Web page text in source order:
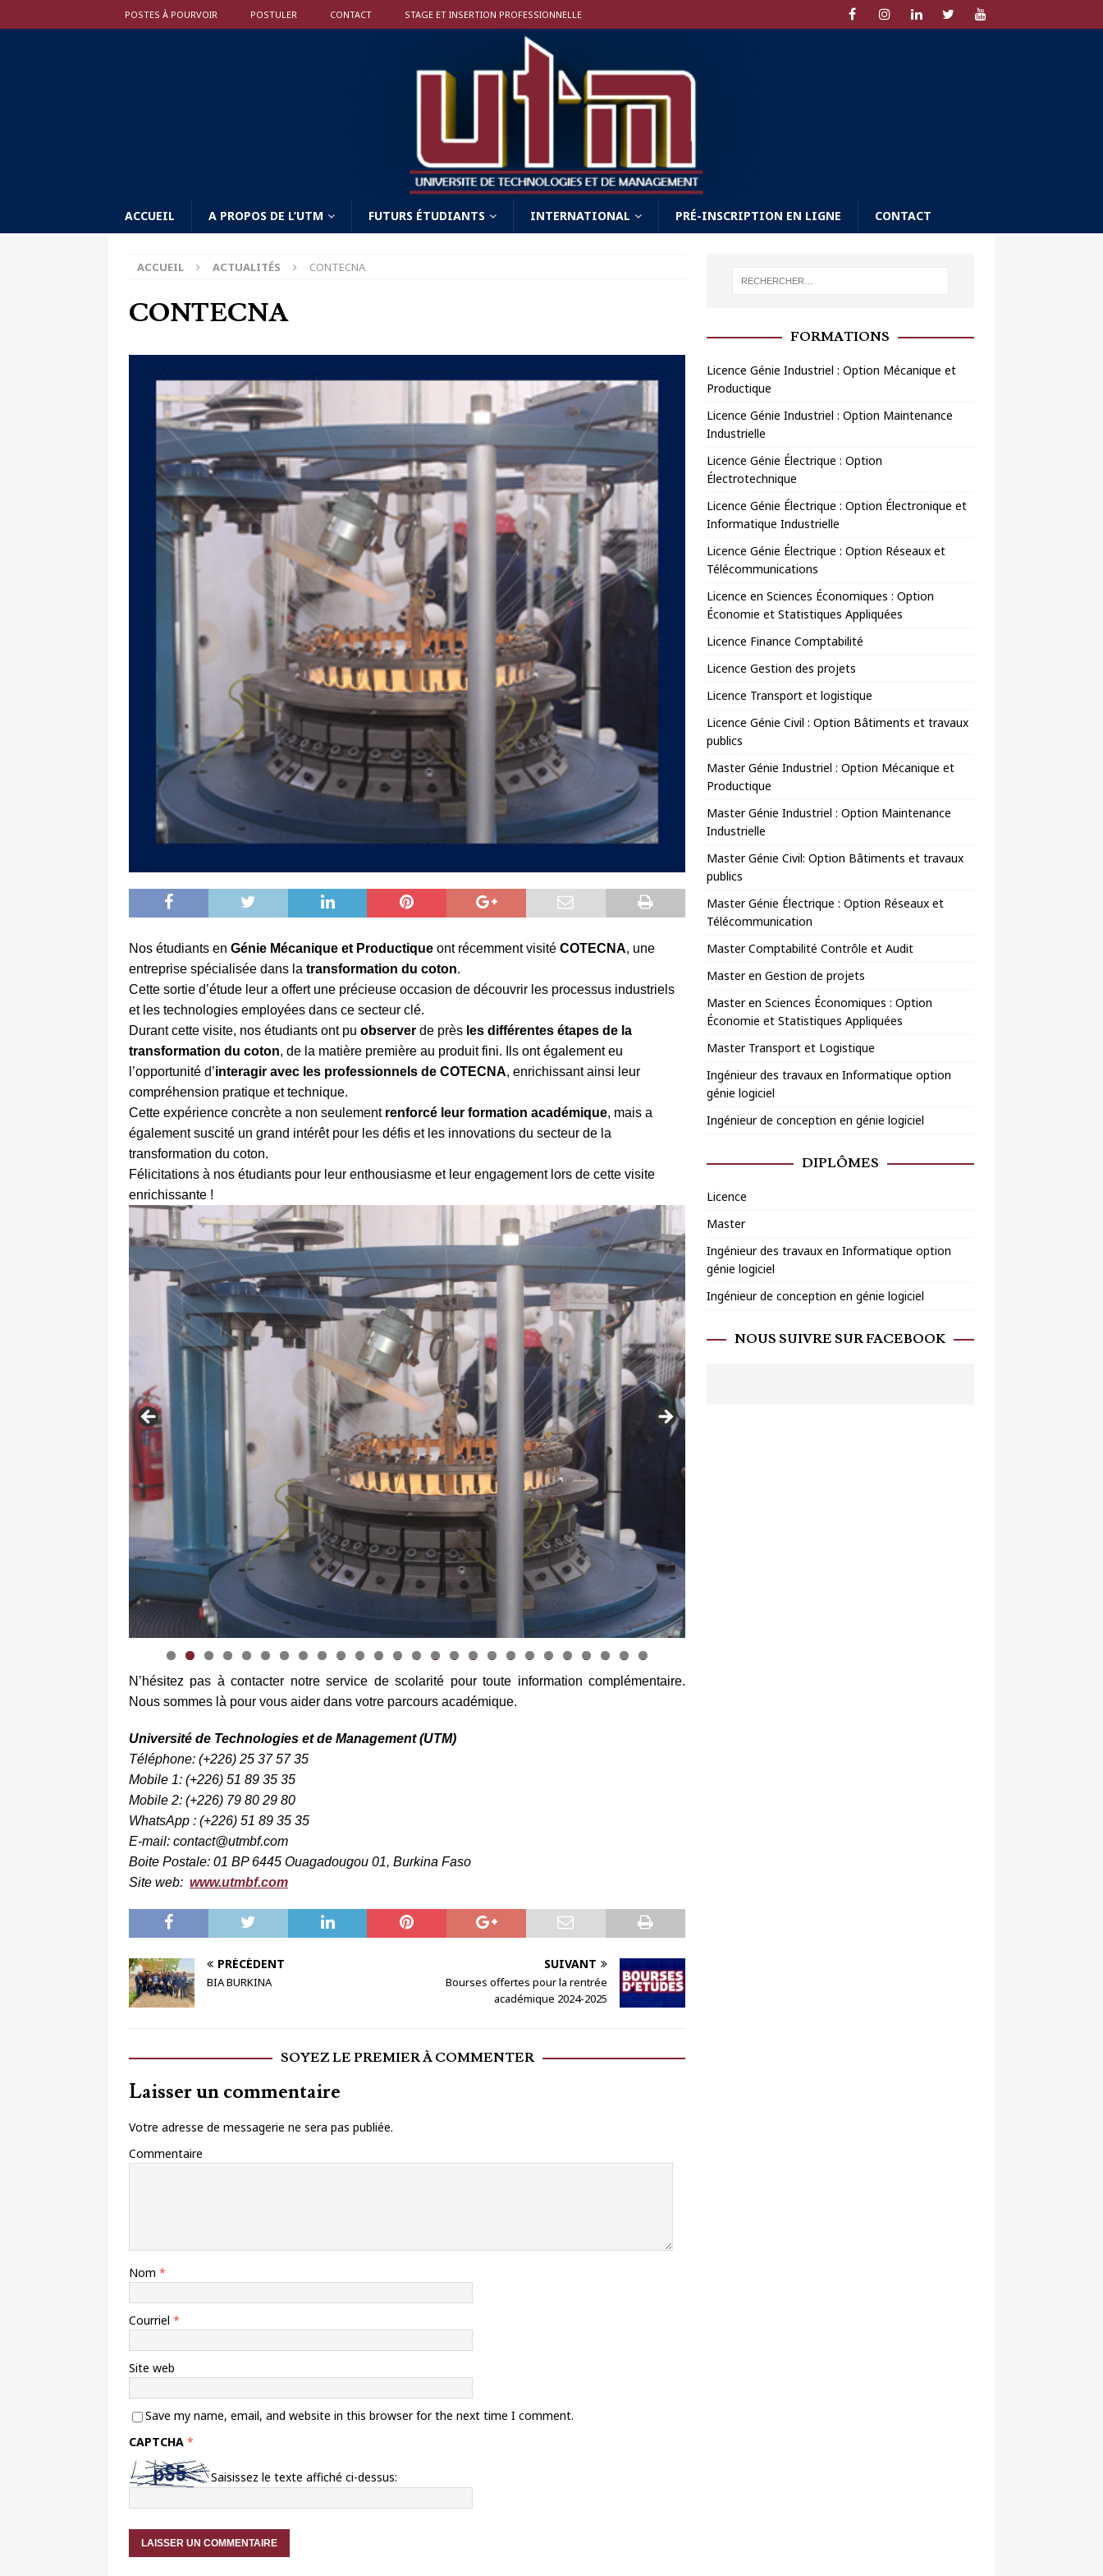
POSTES À POURVOIR POSTULER CONTACT STAGE ET INSERTION PROFESSIONNELLE
ACCUEIL A PROPOS DE L’UTM FUTURS ÉTUDIANTS INTERNATIONAL PRÉ-INSCRIPTION EN LIGNE CONTACT
ACCUEIL ACTUALITÉS CONTECNA
CONTECNA
Nos étudiants en Génie Mécanique et Productique ont récemment visité COTECNA, une
entreprise spécialisée dans la transformation du coton.
Cette sortie d’étude leur a offert une précieuse occasion de découvrir les processus industriels
et les technologies employées dans ce secteur clé.
Durant cette visite, nos étudiants ont pu observer de près les différentes étapes de la
transformation du coton, de la matière première au produit fini. Ils ont également eu
l’opportunité d’interagir avec les professionnels de COTECNA, enrichissant ainsi leur
compréhension pratique et technique.
Cette expérience concrète a non seulement renforcé leur formation académique, mais a
également suscité un grand intérêt pour les défis et les innovations du secteur de la
transformation du coton.
Félicitations à nos étudiants pour leur enthousiasme et leur engagement lors de cette visite
enrichissante !
0 1 2 3 4 5 6 7 8 9 0 1 2 3 4 5
6
N’hésitez pas à contacter notre service de scolarité pour toute information complémentaire.
Nous sommes là pour vous aider dans votre parcours académique.
Université de Technologies et de Management (UTM)
Téléphone: (+226) 25 37 57 35
Mobile 1: (+226) 51 89 35 35
Mobile 2: (+226) 79 80 29 80
WhatsApp : (+226) 51 89 35 35
E-mail: contact@utmbf.com
Boite Postale: 01 BP 6445 Ouagadougou 01, Burkina Faso
Site web: www.utmbf.com
PRÉCÉDENT
BIA BURKINA
SUIVANT
Bourses offertes pour la rentrée
académique 2024-2025
SOYEZ LE PREMIER À COMMENTER
Laisser un commentaire
Votre adresse de messagerie ne sera pas publiée.
Commentaire
Nom *
Courriel *
Site web
Save my name, email, and website in this browser for the next time I comment.
CAPTCHA *
Saisissez le texte affiché ci-dessus:
FORMATIONS
Licence Génie Industriel : Option Mécanique et
Productique
Licence Génie Industriel : Option Maintenance
Industrielle
Licence Génie Électrique : Option
Électrotechnique
Licence Génie Électrique : Option Électronique et
Informatique Industrielle
Licence Génie Électrique : Option Réseaux et
Télécommunications
Licence en Sciences Économiques : Option
Économie et Statistiques Appliquées
Licence Finance Comptabilité
Licence Gestion des projets
Licence Transport et logistique
Licence Génie Civil : Option Bâtiments et travaux
publics
Master Génie Industriel : Option Mécanique et
Productique
Master Génie Industriel : Option Maintenance
Industrielle
Master Génie Civil: Option Bâtiments et travaux
publics
Master Génie Électrique : Option Réseaux et
Télécommunication
Master Comptabilité Contrôle et Audit
Master en Gestion de projets
Master en Sciences Économiques : Option
Économie et Statistiques Appliquées
Master Transport et Logistique
Ingénieur des travaux en Informatique option
génie logiciel
Ingénieur de conception en génie logiciel
DIPLÔMES
Licence
Master
Ingénieur des travaux en Informatique option
génie logiciel
Ingénieur de conception en génie logiciel
NOUS SUIVRE SUR FACEBOOK